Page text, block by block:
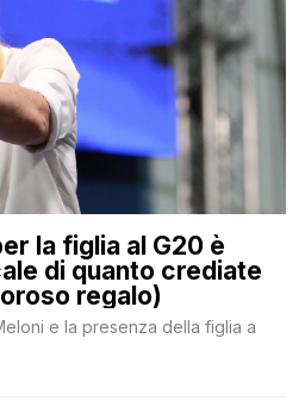
la figlia al G20 è
di quanto crediate
regalo)
e la presenza della figlia a